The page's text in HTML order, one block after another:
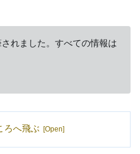
れました。すべての情報は
ろへ飛ぶ